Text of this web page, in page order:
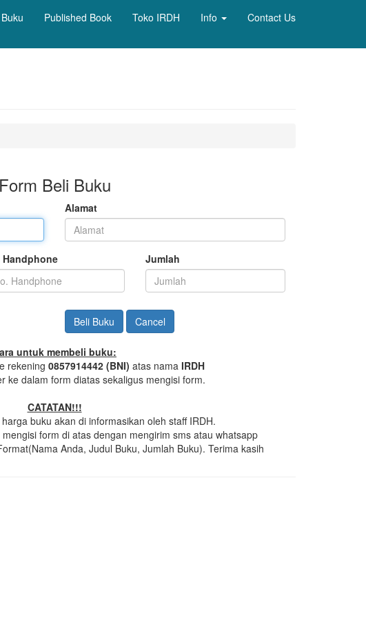
Published Book Toko IRDH Info Contact Us
Form Beli Buku
Alamat
Handphone Jumlah
Cancel
untuk membeli buku:
rekening 0857914442 (BNI) atas nama IRDH
ke dalam form diatas sekaligus mengisi form.
CATATAN!!!
buku akan di informasikan oleh staff IRDH.
form di atas dengan mengirim sms atau whatsapp
Anda, Judul Buku, Jumlah Buku). Terima kasih